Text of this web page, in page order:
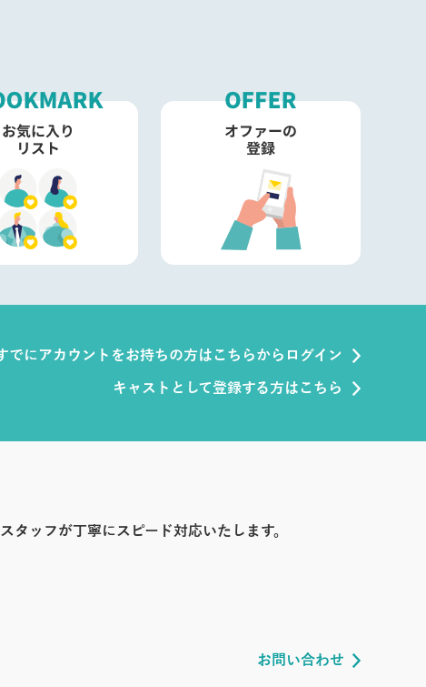
でにアカウントをお持ちの方はこちらからログイン
キャストとして登録する方はこちら
タッフが丁寧にスピード対応いたします。
お問い合わせ